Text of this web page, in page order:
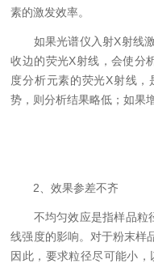
素的激发效率。
如果光谱仪入射X射线激
收边的荧光X射线，会使分
度分析元素的荧光X射线，
势，则分析结果略低；如果
2、效果参差不齐
不均匀效应是指样品粒
线强度的影响。对于粉末样
因此，要求粒径尽可能小